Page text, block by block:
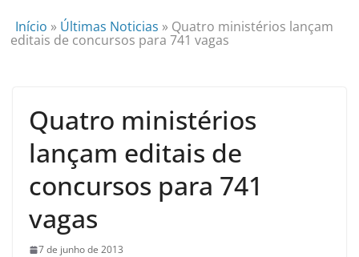
Início » Últimas Noticias » Quatro ministérios lançam
editais de concursos para 741 vagas
Quatro ministérios
lançam editais de
concursos para 741
vagas
7 de junho de 2013